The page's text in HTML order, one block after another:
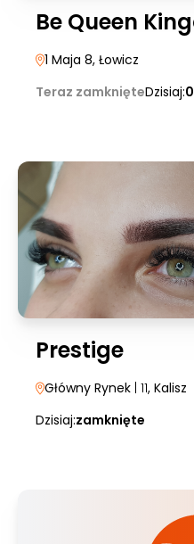
Be Queen
1 Maja 8, Łowicz
Teraz zamknięteDzisiaj:
Prestige
Główny Rynek | 11, Kalisz
Dzisiaj:zamknięte